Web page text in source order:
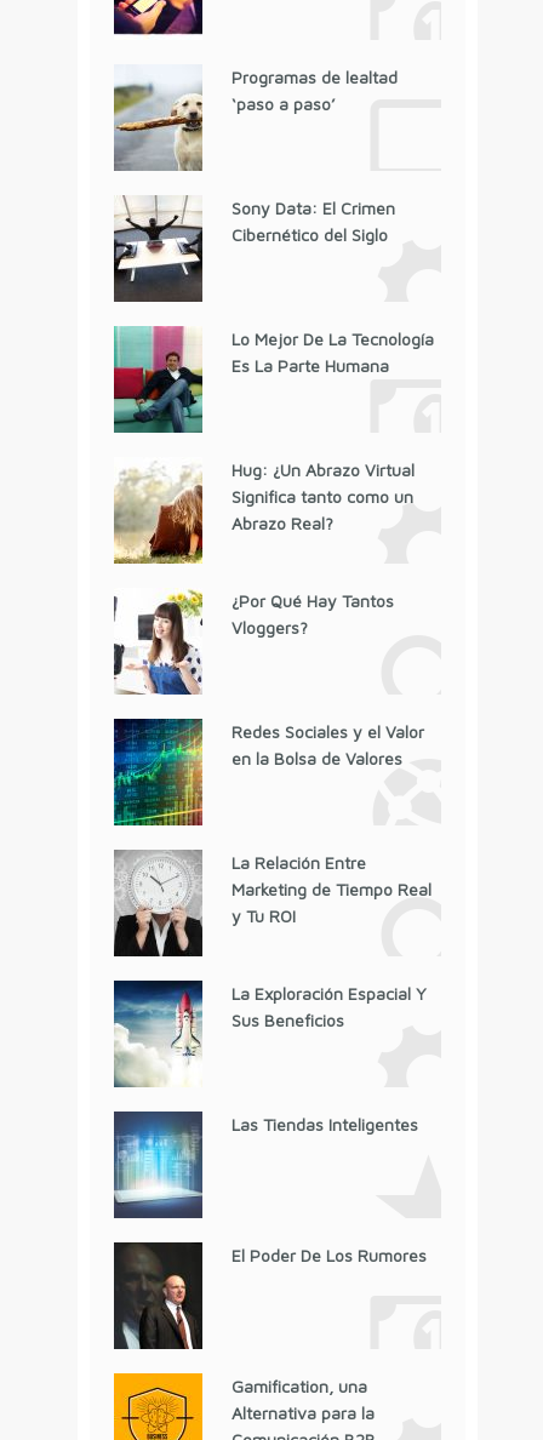
Programas de lealtad
‘paso a paso’
Sony Data: El Crimen
Cibernético del Siglo
Lo Mejor De La Tecnología
Es La Parte Humana
Hug: ¿Un Abrazo Virtual
Significa tanto como un
Abrazo Real?
¿Por Qué Hay Tantos
Vloggers?
Redes Sociales y el Valor
en la Bolsa de Valores
La Relación Entre
Marketing de Tiempo Real
y Tu ROI
La Exploración Espacial Y
Sus Beneficios
Las Tiendas Inteligentes
El Poder De Los Rumores
Gamification, una
Alternativa para la